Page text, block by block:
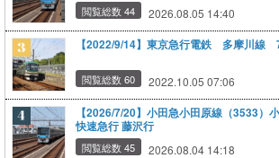
閲覧総数 44 2026.08.05 14:40
【2022/9/14】東京急行電鉄 多摩川
閲覧総数 60 2022.10.05 07:06
【2026/7/20】小田急小田原線（3533）
快速急行 藤沢行
閲覧総数 45 2026.08.04 14:18